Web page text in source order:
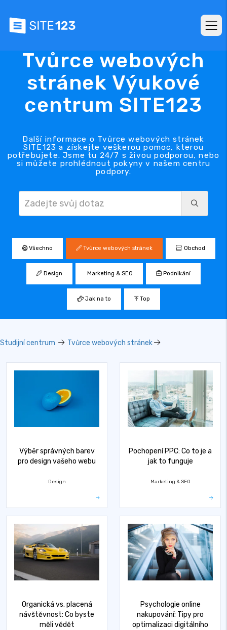
Tvůrce webových
stránek Výukové
centrum SITE123
Další informace o Tvůrce webových stránek
SITE123 a získejte veškerou pomoc, kterou
potřebujete. Jsme tu 24/7 s živou podporou, nebo
si můžete prohlédnout pokyny v našem centru
podpory.
Všechno Tvůrce webových stránek Obchod
Design Marketing & SEO Podnikání
Jak na to Top
Studijní centrum Tvůrce webových stránek
Výběr správných barev
pro design vašeho webu
Design
Pochopení PPC: Co to je a
jak to funguje
Marketing & SEO
Organická vs. placená
návštěvnost: Co byste
měli vědět
Psychologie online
nakupování: Tipy pro
optimalizaci digitálního